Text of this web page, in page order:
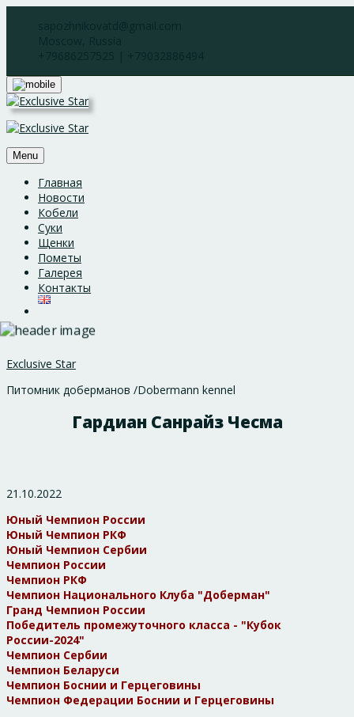
Menu
Главная
Новости
Кобели
Суки
Щенки
Пометы
Галерея
Контакты
Exclusive Star
Питомник доберманов /Dobermann kennel
Гардиан Санрайз Чесма
21.10.2022
Юный Чемпион России
Юный Чемпион РКФ
Юный Чемпион Сербии
Чемпион России
Чемпион РКФ
Чемпион Национального Клуба "Доберман"
Гранд Чемпион России
Победитель промежуточного класса - "Кубок
России-2024"
Чемпион Сербии
Чемпион Беларуси
Чемпион Боснии и Герцеговины
Чемпион Федерации Боснии и Герцеговины